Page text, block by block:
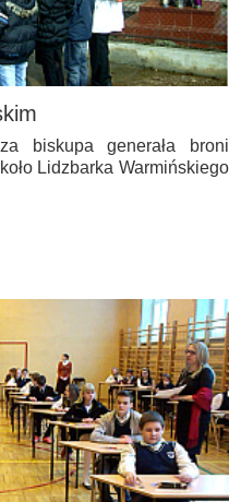
biskupa generała broni
Lidzbarka Warmińskiego